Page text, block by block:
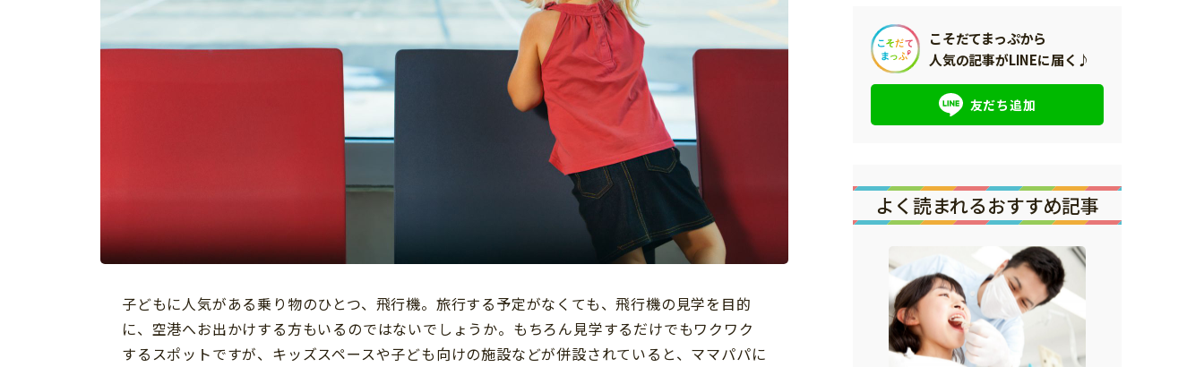
習い事
トラブル
親子でいっしょに
子どもに人気がある乗り物のひとつ、飛行機。旅行する予定がなくても、飛行機の見学を目的
に、空港へお出かけする方もいるのではないでしょうか。もちろん見学するだけでもワクワク
するスポットですが、キッズスペースや子ども向けの施設などが併設されていると、ママパパに
こそだてまっぷから
人気の記事がLINEに届く♪
友だち追加
よく読まれるおすすめ記事